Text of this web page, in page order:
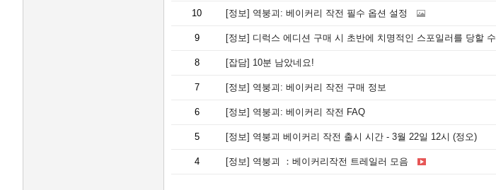
10 [정보] 역붕괴: 베이커리 작전 필수 옵션 설정
9 [정보] 디럭스 에디션 구매 시 초반에 치명적인 스포일러를 당할 수 있습니다.
8 [잡담] 10분 남았네요!
7 [정보] 역붕괴: 베이커리 작전 구매 정보
6 [정보] 역붕괴: 베이커리 작전 FAQ
5 [정보] 역붕괴 베이커리 작전 출시 시간 - 3월 22일 12시 (정오)
4 [정보] 역붕괴 ：베이커리작전 트레일러 모음